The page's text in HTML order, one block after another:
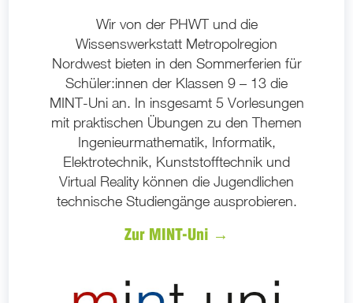
Wir von der PHWT und die
Wissenswerkstatt Metropolregion
Nordwest bieten in den Sommerferien für
Schüler:innen der Klassen 9 – 13 die
MINT-Uni an. In insgesamt 5 Vorlesungen
mit praktischen Übungen zu den Themen
Ingenieurmathematik, Informatik,
Elektrotechnik, Kunststofftechnik und
Virtual Reality können die Jugendlichen
technische Studiengänge ausprobieren.
Zur MINT-Uni →